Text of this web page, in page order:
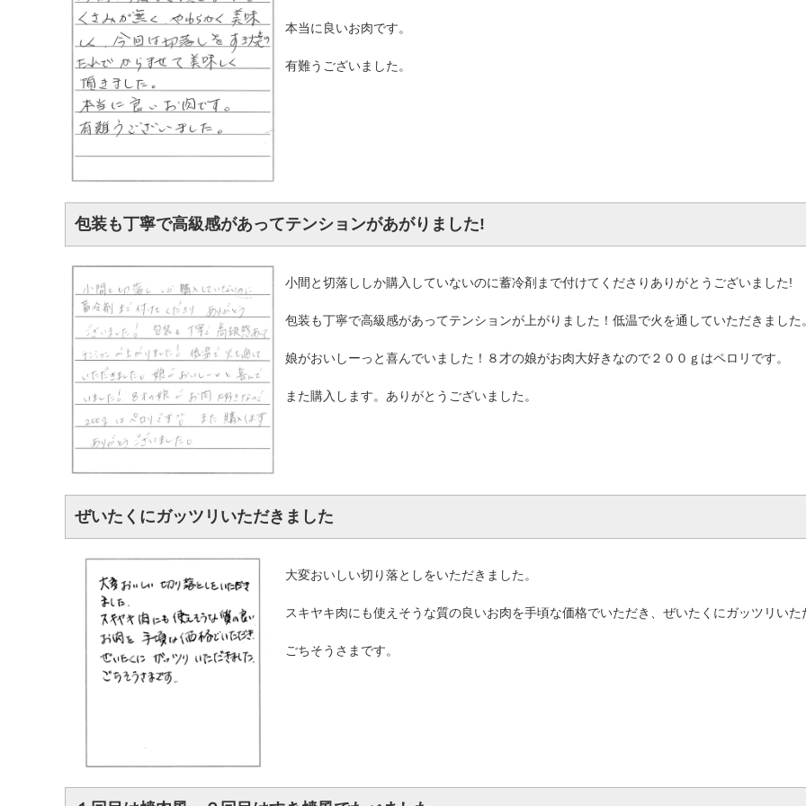
本当に良いお肉です。
有難うございました。
包装も丁寧で高級感があってテンションがあがりました!
小間と切落ししか購入していないのに蓄冷剤まで付けてくださりありがとうございました!
包装も丁寧で高級感があってテンションが上がりました！低温で火を通していただきました
娘がおいしーっと喜んでいました！８才の娘がお肉大好きなので２００ｇはペロリです。
また購入します。ありがとうございました。
ぜいたくにガッツリいただきました
大変おいしい切り落としをいただきました。
スキヤキ肉にも使えそうな質の良いお肉を手頃な価格でいただき、ぜいたくにガッツリいた
ごちそうさまです。